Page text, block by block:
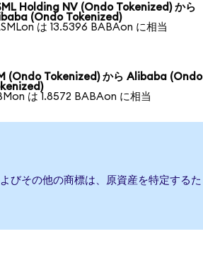
Holding NV (Ondo Tokenized) から
(Ondo Tokenized)
は 13.5396 BABAon に相当
(Ondo Tokenized) から Alibaba (Ondo
は 1.8572 BABAon に相当
びその他の商標は、原資産を特定するた